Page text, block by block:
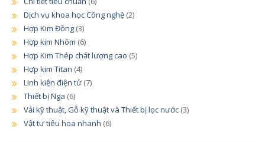
Dịch vụ khoa học Công nghệ (2)
Hợp Kim Đồng (3)
Hợp kim Nhôm (6)
Hợp Kim Thép chất lượng cao (5)
Hợp kim Titan (4)
Linh kiện điện tử (7)
Thiết bị Nga (6)
Vải kỹ thuật, Gỗ kỹ thuật và Thiết bị lọc nước (3)
Vật tư tiêu hoa nhanh (6)